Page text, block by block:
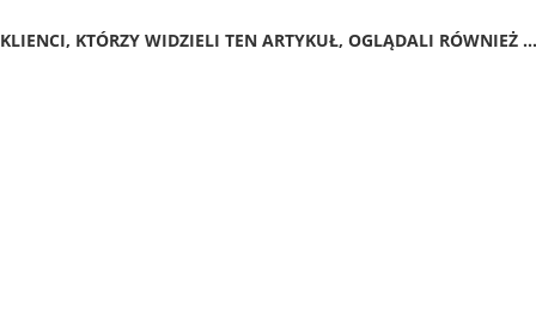
KLIENCI, KTÓRZY WIDZIELI TEN ARTYKUŁ, OGLĄDALI RÓWNIEŻ ...